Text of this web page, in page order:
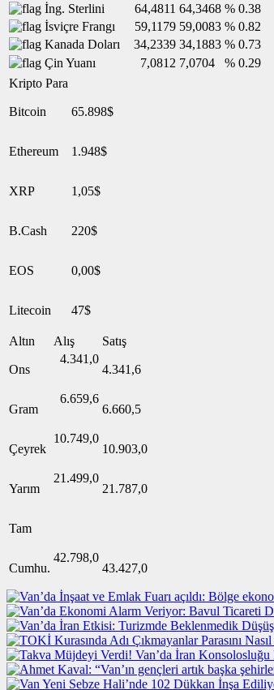
İng. Sterlini
64,4811 64,3468 % 0.38
İsviçre Frangı
59,1179 59,0083 % 0.82
Kanada Doları
34,2339 34,1883 % 0.73
Çin Yuanı
7,0812 7,0704
% 0.29
Kripto Para
Bitcoin 65.898$
Ethereum 1.948$
XRP 1,05$
B.Cash 220$
EOS 0,00$
Litecoin 47$
Altın Alış Satış
Ons
4.341,0
4.341,6
Gram
6.659,6
6.660,5
Çeyrek
10.749,0
10.903,0
Yarım
21.499,0
21.787,0
Tam
Cumhu.
42.798,0
43.427,0